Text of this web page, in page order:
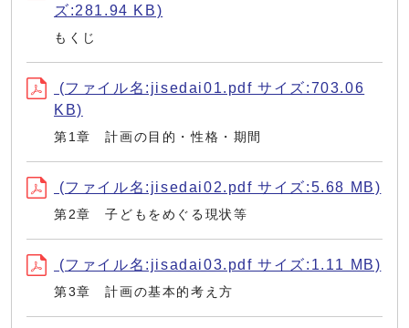
ズ:281.94 KB)
もくじ
(ファイル名:jisedai01.pdf サイズ:703.06
KB)
第1章 計画の目的・性格・期間
(ファイル名:jisedai02.pdf サイズ:5.68 MB)
第2章 子どもをめぐる現状等
(ファイル名:jisadai03.pdf サイズ:1.11 MB)
第3章 計画の基本的考え方